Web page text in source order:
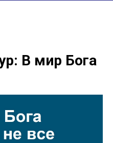
В мир Бога